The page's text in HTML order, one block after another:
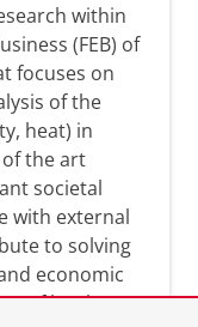
within
(FEB) of
focuses on
of the
heat) in
of the art
societal
with external
to solving
economic
of levels: